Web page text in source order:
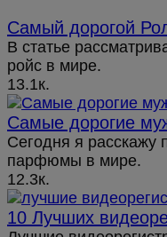
Самый дорогой
В статье
ройс в мире.
13.1к.
Cамые дорогие
Сегодня я расскажу
парфюмы в мире.
12.3к.
10 Лучших